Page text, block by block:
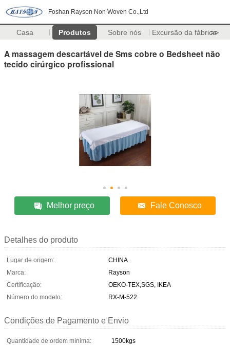
Foshan Rayson Non Woven Co.,Ltd
Casa Produtos Sobre nós Excursão da fábrica
>>
A massagem descartável de Sms cobre o Bedsheet não
tecido cirúrgico profissional
Melhor preço Fale Conosco
Detalhes do produto
Lugar de origem:
CHINA
Marca:
Rayson
Certificação:
OEKO-TEX,SGS, IKEA
Número do modelo:
RX-M-522
Condições de Pagamento e Envio
Quantidade de ordem mínima:
1500kgs